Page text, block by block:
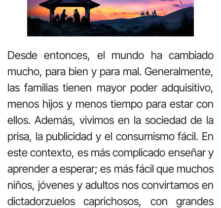
Desde entonces, el mundo ha cambiado
mucho, para bien y para mal. Generalmente,
las familias tienen mayor poder adquisitivo,
menos hijos y menos tiempo para estar con
ellos. Además, vivimos en la sociedad de la
prisa, la publicidad y el consumismo fácil. En
este contexto, es más complicado enseñar y
aprender a esperar; es más fácil que muchos
niños, jóvenes y adultos nos convirtamos en
dictadorzuelos caprichosos, con grandes